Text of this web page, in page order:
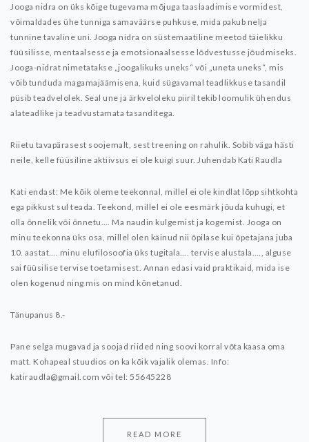
Jooga nidra on üks kõige tugevama mõjuga taaslaadimise vormidest,
võimaldades ühe tunniga samaväärse puhkuse, mida pakub nelja
tunnine tavaline uni. Jooga nidra on süstemaatiline meetod täielikku
füüsilisse, mentaalsesse ja emotsionaalsesse lõdvestusse jõudmiseks.
Jooga-nidrat nimetatakse „joogalikuks uneks“ või „uneta uneks“, mis
võib tunduda magamajäämisena, kuid sügavamal teadlikkuse tasandil
püsib teadvelolek. Seal une ja ärkveloleku piiril tekib loomulik ühendus
alateadlike ja teadvustamata tasanditega.
Riietu tavapärasest soojemalt, sest treening on rahulik. Sobib väga hästi
neile, kelle füüsiline aktiivsus ei ole kuigi suur. Juhendab Kati Raudla
Kati endast: Me kõik oleme teekonnal, millel ei ole kindlat lõpp sihtkohta
ega pikkust sul teada. Teekond, millel ei ole eesmärk jõuda kuhugi, et
olla õnnelik või õnnetu…. Ma naudin kulgemist ja kogemist. Jooga on
minu teekonna üks osa, millel olen käinud nii õpilase kui õpetajana juba
10. aastat…. minu elufilosoofia üks tugitala…. tervise alustala…., alguse
sai füüsilise tervise toetamisest. Annan edasi vaid praktikaid, mida ise
olen kogenud ning mis on mind kõnetanud.
Tänupanus 8.-
Pane selga mugavad ja soojad riided ning soovi korral võta kaasa oma
matt. Kohapeal stuudios on ka kõik vajalik olemas. Info:
katiraudla@gmail.com või tel: 55645228
READ MORE